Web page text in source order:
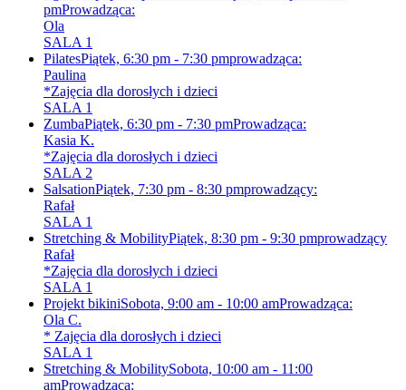
pmProwadząca:
Ola
SALA 1
PilatesPiątek, 6:30 pm - 7:30 pmprowadząca:
Paulina
*Zajęcia dla dorosłych i dzieci
SALA 1
ZumbaPiątek, 6:30 pm - 7:30 pmProwadząca:
Kasia K.
*Zajęcia dla dorosłych i dzieci
SALA 2
SalsationPiątek, 7:30 pm - 8:30 pmprowadzący:
Rafał
SALA 1
Stretching & MobilityPiątek, 8:30 pm - 9:30 pmprowadzący
Rafał
*Zajęcia dla dorosłych i dzieci
SALA 1
Projekt bikiniSobota, 9:00 am - 10:00 amProwadząca:
Ola C.
* Zajęcia dla dorosłych i dzieci
SALA 1
Stretching & MobilitySobota, 10:00 am - 11:00
amProwadząca: